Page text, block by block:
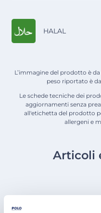
HALAL
L’immagine del prodotto è
peso riportato è
Le schede tecniche dei
aggiornamenti senza
all'etichetta del prodotto
allergeni e
Articoli